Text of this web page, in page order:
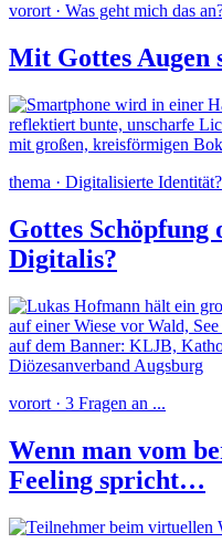
vorort · Was geht mich das
Mit Gottes Augen
thema · Digitalisierte Identität?
Gottes Schöpfung
Digitalis?
vorort · 3 Fragen an ...
Wenn man vom
Feeling spricht…